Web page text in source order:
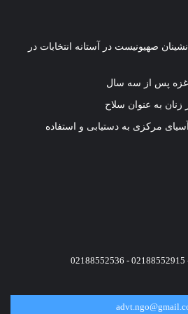
آقای طالب طاهری در
که پدر شهید خطاب به
ملل در رابطه با حقوق بشر
و به منظور اقامه دعوا در ژنو
می‌کنم. این متن متعلق به
پل گزارشگر ویژه حقوق
است.
شرح است: «آقای یرین
طاهری مشغول به تحصیل در
صهیونیست در آستانه انتخابات در
به عنوان سلاح
مرکزی به دستیابی و استفاده